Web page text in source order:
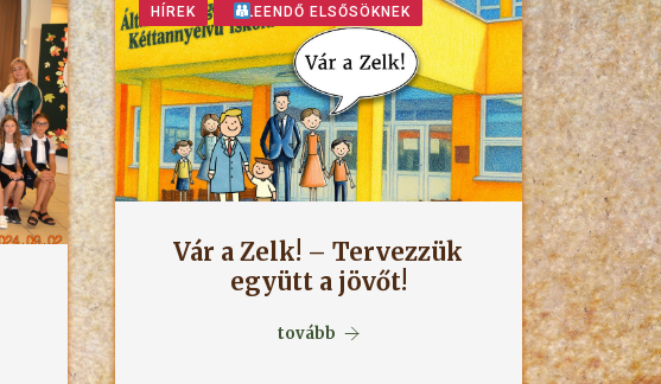
HÍREK LEENDŐ ELSŐSÖKNEK
Vár a Zelk! – Tervezzük
együtt a jövőt!
tovább